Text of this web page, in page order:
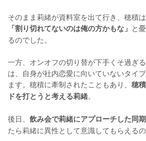
そのまま莉緒が資料室を出て行き、穂積
「割り切れてないのは俺の方かもな」 と
るのでした。
一方、オンオフの切り替が下手くそ過ぎ
は、自身が社内恋愛に向いていないタイ
ます。穂積に牽制されたこともあり、 穂
ドを打とうと考える莉緒。
後日、 飲み会で莉緒にアプローチした同
たら莉緒に異性として意識してもらえる